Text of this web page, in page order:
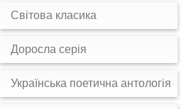
Світова класика
Доросла серія
Українська поетична антологія